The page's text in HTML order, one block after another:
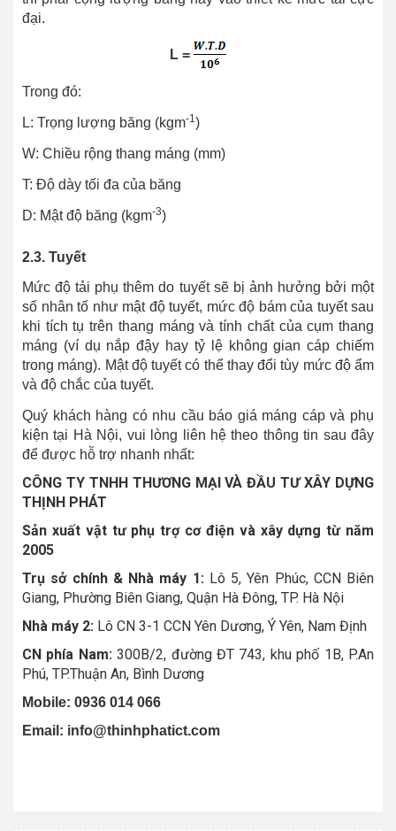
đại.
L =
Trong đó:
L: Trọng lượng băng (kgm-1)
W: Chiều rộng thang máng (mm)
T: Độ dày tối đa của băng
D: Mật độ băng (kgm-3)
2.3. Tuyết
Mức độ tải phụ thêm do tuyết sẽ bị ảnh hưởng bởi một
số nhân tố như mật độ tuyết, mức độ bám của tuyết sau
khi tích tụ trên thang máng và tính chất của cụm thang
máng (ví dụ nắp đậy hay tỷ lệ không gian cáp chiếm
trong máng). Mật độ tuyết có thể thay đổi tùy mức độ ẩm
và độ chắc của tuyết.
Quý khách hàng có nhu cầu báo giá máng cáp và phụ
kiện tại Hà Nội, vui lòng liên hệ theo thông tin sau đây
để được hỗ trợ nhanh nhất:
CÔNG TY TNHH THƯƠNG MẠI VÀ ĐẦU TƯ XÂY DỰNG
THỊNH PHÁT
Sản xuất vật tư phụ trợ cơ điện và xây dựng từ năm
2005
Trụ sở chính & Nhà máy 1: Lô 5, Yên Phúc, CCN Biên
Giang, Phường Biên Giang, Quận Hà Đông, TP. Hà Nội
Nhà máy 2: Lô CN 3-1 CCN Yên Dương, Ý Yên, Nam Định
CN phía Nam:300B/2, đường ĐT 743, khu phố 1B, P.An
Phú, TP.Thuận An, Bình Dương
Mobile: 0936 014 066
Email: info@thinhphatict.com